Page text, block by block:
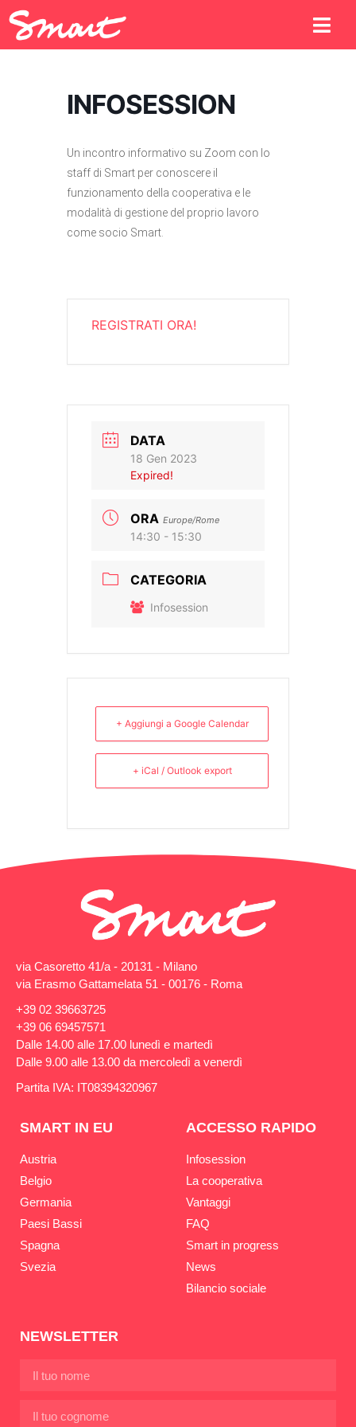
INFOSESSION
Un incontro informativo su Zoom con lo
staff di Smart per conoscere il
funzionamento della cooperativa e le
modalità di gestione del proprio lavoro
come socio Smart.
REGISTRATI ORA!
DATA
18 Gen 2023
Expired!
ORA Europe/Rome
14:30 - 15:30
CATEGORIA
Infosession
+ Aggiungi a Google Calendar
+ iCal / Outlook export
via Casoretto 41/a - 20131 - Milano
via Erasmo Gattamelata 51 - 00176 - Roma
+39 02 39663725
+39 06 69457571
Dalle 14.00 alle 17.00 lunedì e martedì
Dalle 9.00 alle 13.00 da mercoledì a venerdì
Partita IVA: IT08394320967
SMART IN EU
Austria
Belgio
Germania
Paesi Bassi
Spagna
Svezia
ACCESSO RAPIDO
Infosession
La cooperativa
Vantaggi
FAQ
Smart in progress
News
Bilancio sociale
NEWSLETTER